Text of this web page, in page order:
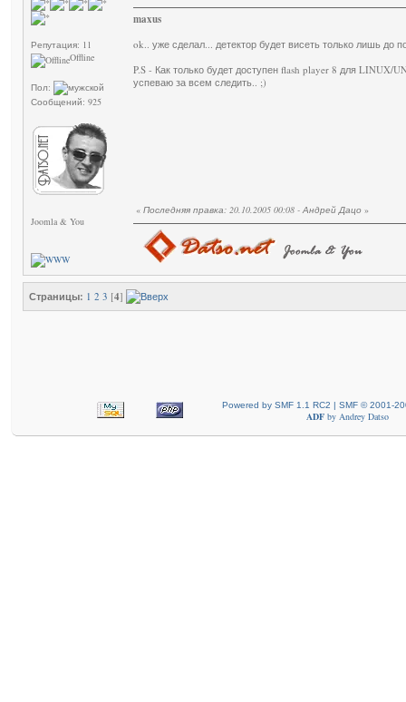
Репутация: 11
Offline
Пол:
Сообщений: 925
Joomla & You
maxus
ok.. уже сделал... детектор будет висеть только лишь до
P.S - Как только будет доступен flash player 8 для
успеваю за всем следить.. ;)
« Последняя правка: 20.10.2005 00:08 - Андрей Дацо »
Страницы: 1 2 3 [4]
Powered by SMF 1.1 RC2 | SMF © 2001-
ADFby Andrey Datso